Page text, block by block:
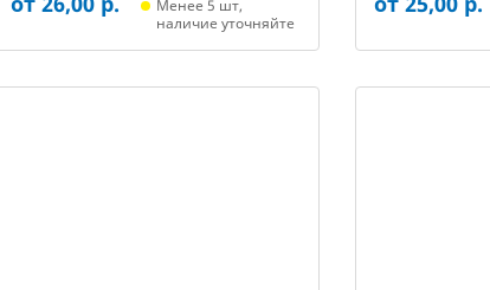
Менее 5 шт,
наличие уточняйте